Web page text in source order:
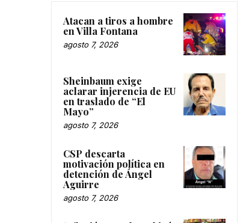
Atacan a tiros a hombre
en Villa Fontana
agosto 7, 2026
Sheinbaum exige
aclarar injerencia de EU
en traslado de “El
Mayo”
agosto 7, 2026
CSP descarta
motivación política en
detención de Ángel
Aguirre
agosto 7, 2026